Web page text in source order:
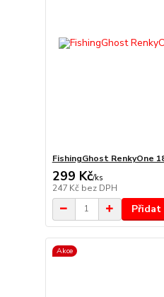
FishingGhost RenkyOne
299 Kč/ks
247 Kč bez DPH
Přidat
Akce